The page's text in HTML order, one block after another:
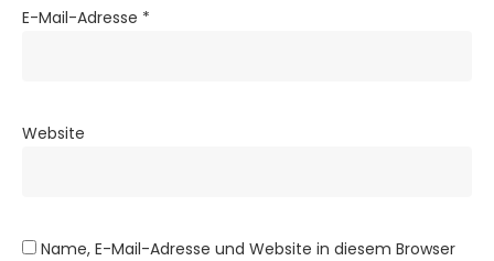
E-Mail-Adresse *
Website
Name, E-Mail-Adresse und Website in diesem Browser